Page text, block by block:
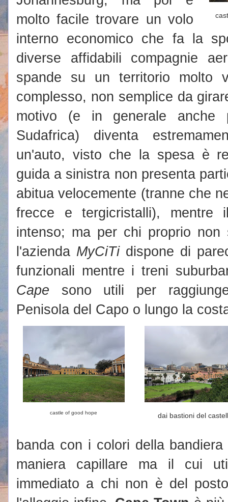
molto facile trovare un volo
interno economico che fa la
diverse affidabili compagnie
spande su un territorio molto
complesso, non semplice da
motivo (e in generale
Sudafrica) diventa
un'auto, visto che la spesa è
guida a sinistra non presenta
abitua velocemente (tranne che
frecce e tergicristalli),
intenso; ma per chi proprio
l'azienda MyCiTidispone di
funzionali mentre i treni
Cape sono utili per
Penisola del Capo o lungo la
castle of good hope dai bastioni del
banda con i colori della
maniera capillare ma il cui
immediato a chi non è del